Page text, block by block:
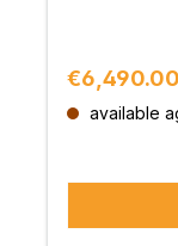
Regular
€6,490.00
available